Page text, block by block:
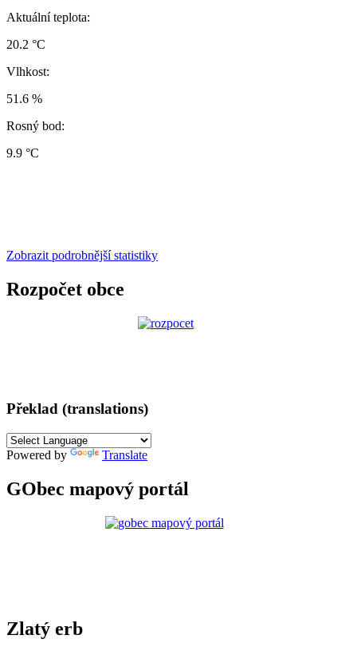
Aktuální teplota:
20.2 °C
Vlhkost:
51.6 %
Rosný bod:
9.9 °C
Zobrazit podrobnější statistiky
Rozpočet obce
Překlad (translations)
Powered by Translate
GObec mapový portál
Zlatý erb